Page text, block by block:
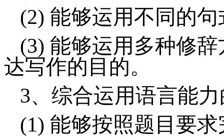
(2) 能够运用不同的
(3) 能够运用多种修
达写作的目的。
3、 综合运用语言能
(1) 能够按照题目要